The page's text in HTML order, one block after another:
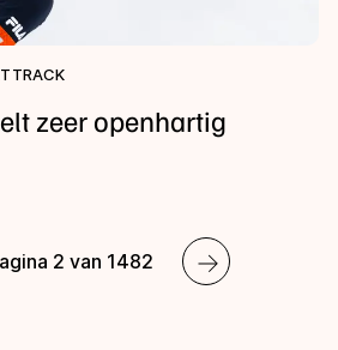
zeer openhartig
2 van 1482